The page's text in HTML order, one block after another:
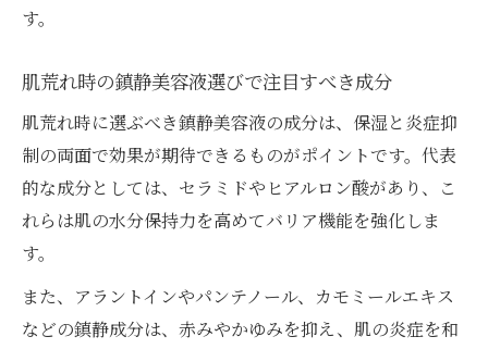
す。
肌荒れ時の鎮静美容液選びで注目すべき成分
肌荒れ時に選ぶべき鎮静美容液の成分は、保湿と炎症抑
制の両面で効果が期待できるものがポイントです。代表
的な成分としては、セラミドやヒアルロン酸があり、こ
れらは肌の水分保持力を高めてバリア機能を強化しま
す。
また、アラントインやパンテノール、カモミールエキス
などの鎮静成分は、赤みやかゆみを抑え、肌の炎症を和